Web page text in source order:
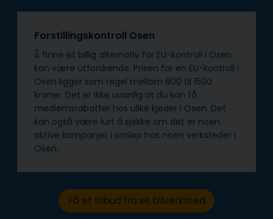
Forstillingskontroll Osen
Å finne et billig alternativ for EU-kontroll i Osen
kan være utfordrende. Prisen for en EU-kontroll i
Osen ligger som regel mellom 800 til 1500
kroner. Det er ikke uvanlig at du kan få
medlemsrabatter hos ulike kjeder i Osen. Det
kan også være lurt å sjekke om det er noen
aktive kampanjer i omløp hos noen verksteder i
Osen.
Få et tilbud fra et bilverksted